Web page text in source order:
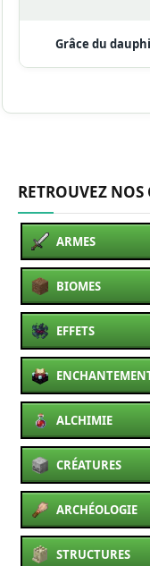
Grâce du
RETROUVEZ
ARMES
BIOMES
EFFETS
ALCHIMIE
CRÉATURES
ARCHÉOLOGIE
STRUCTURES